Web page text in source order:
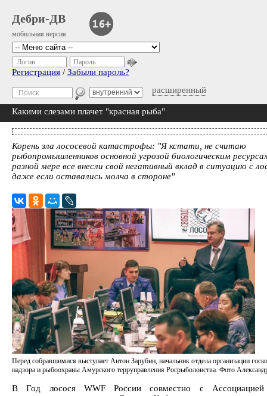
Дебри-ДВ
мобильная версия
расширенный
Логин Пароль
Регистрация / Забыли пароль?
Какими слезами плачет "красная рыба"
Корень зла лососевой катастрофы: "Я кстати, не считаю
рыбопромышленников основной угрозой биологическим
разной мере все внесли свой негативный вклад в ситуацию с
даже если оставались молча в стороне"
Перед собравшимися выступает Антон Зарубин, начальник отдела организации
надзора и рыбоохраны Амурского терруправления Росрыболовства. Фото
В Год лосося WWF России совместно с Ассоциацией